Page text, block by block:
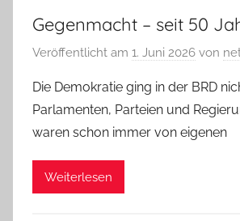
Gegenmacht – seit 50
Veröffentlicht am 1. Juni 2026 von
Die Demokratie ging in der BRD
Parlamenten, Parteien und
waren schon immer von eigenen
Weiterlesen